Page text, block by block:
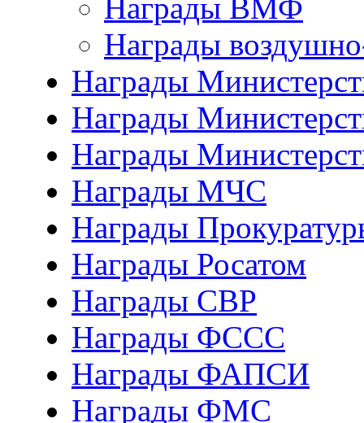
Награды ВМФ
Награды
Награды
Награды
Награды
Награды МЧС
Награды
Награды Росатом
Награды СВР
Награды ФCСС
Награды ФАПСИ
Награды ФМС